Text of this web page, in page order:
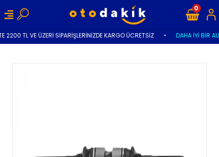
2200 TL VE ÜZERİ SİPARİŞLERİNİZDE KARGO ÜCRETSİZ DAHA İYİ BİR
0